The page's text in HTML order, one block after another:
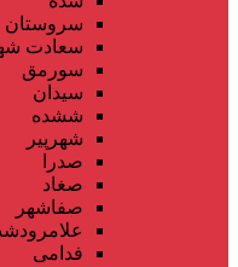
سروستان
سعادت
سورمق
سیدان
ششده
شهرپیر
صدرا
صغاد
صفاشهر
فدامی